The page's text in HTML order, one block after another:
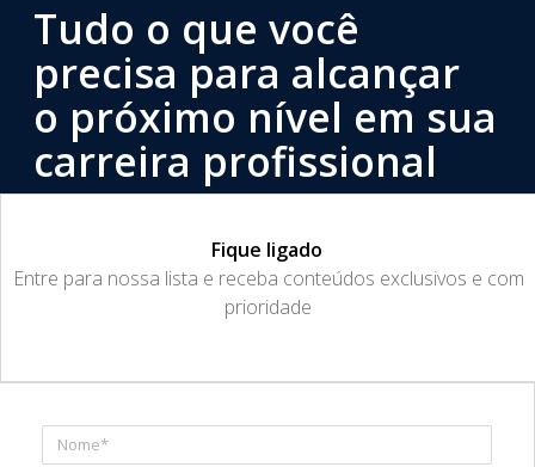
Tudo o que você
precisa para alcançar
o próximo nível em sua
carreira profissional
Fique ligado
​Entre para nossa lista e receba conteúdos exclusivos e com
prioridade